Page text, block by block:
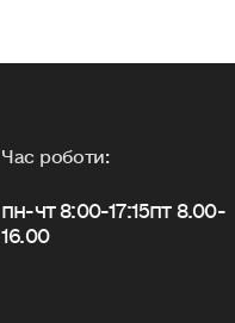
Час роботи:
пн-чт 8:00-17:15пт 8.00-
16.00